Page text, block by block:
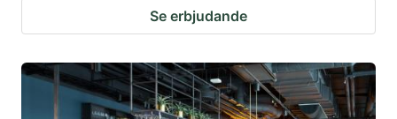
Se erbjudande